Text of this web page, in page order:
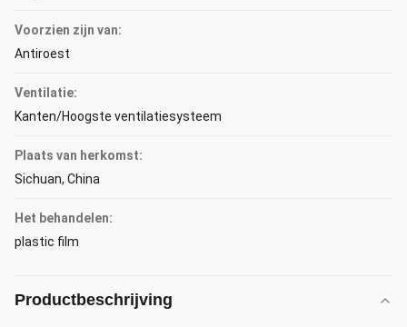
Voorzien zijn van:
Antiroest
Ventilatie:
Kanten/Hoogste ventilatiesysteem
Plaats van herkomst:
Sichuan, China
Het behandelen:
plastic film
Productbeschrijving